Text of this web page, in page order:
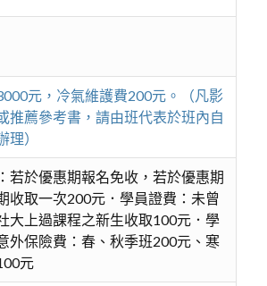
元，冷氣維護費200元。（凡影
推薦參考書，請由班代表於班內自
理）
若於優惠期報名免收，若於優惠期
收取一次200元．學員證費：未曾
大上過課程之新生收取100元．學
外保險費：春、秋季班200元、寒
元